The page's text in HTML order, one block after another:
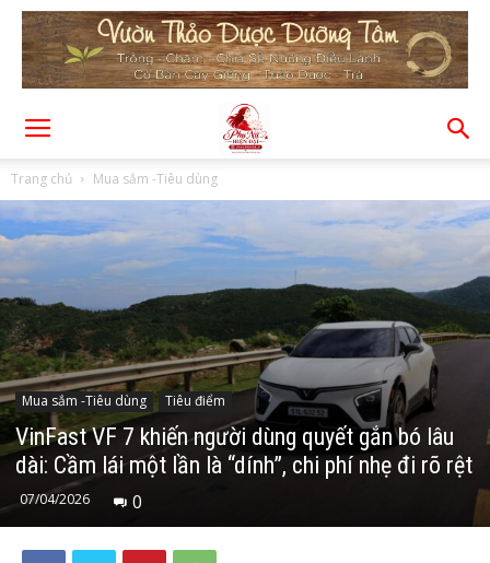
Trang chủ Mua sắm -Tiêu dùng
Mua sắm -Tiêu dùng Tiêu điểm
VinFast VF 7 khiến người dùng quyết gắn bó lâu
dài: Cầm lái một lần là “dính”, chi phí nhẹ đi rõ rệt
07/04/2026 0